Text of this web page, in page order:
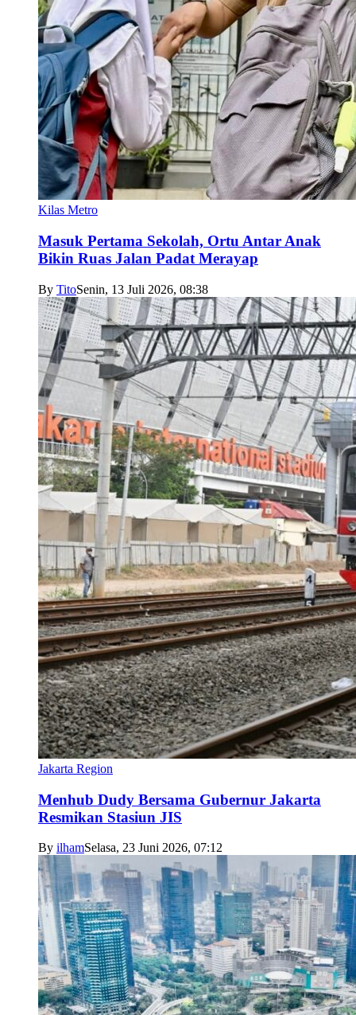
Kilas Metro
Masuk Pertama Sekolah, Ortu Antar Anak
Bikin Ruas Jalan Padat Merayap
By TitoSenin, 13 Juli 2026, 08:38
Jakarta Region
Menhub Dudy Bersama Gubernur Jakarta
Resmikan Stasiun JIS
By ilhamSelasa, 23 Juni 2026, 07:12